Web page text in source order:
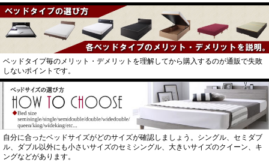
ベッドタイプ毎のメリット・デメリットを理解してから購入するのが通販で失敗
しないポイントです。
自分に合ったベッドサイズがどのサイズが確認しましょう。シングル、セミダブ
ル、ダブル以外にも小さいサイズのセミシングル、大きいサイズのクイーン、キ
ングなどがあります。